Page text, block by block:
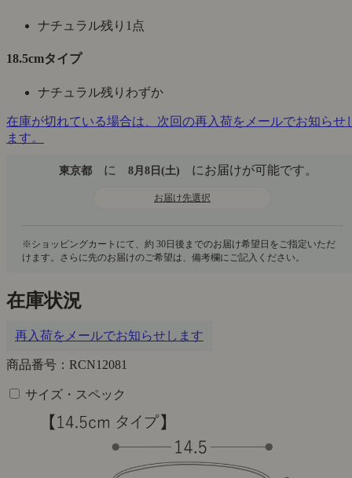
ナチュラル残り1点
18.5cmタイプ
ナチュラル残りわずか
在庫が切れている場合は、次回の再入荷をメールでお知らせ
ます。
東京都 に 8月8日(土) にお届けが可能です。
お届け先選択
在庫状況
再入荷をメールでお知らせします
商品番号：RCN12081
サイズ・スペック